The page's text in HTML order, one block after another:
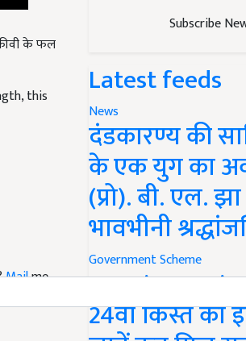
this
Subscribe
Latest feeds
News
दंडकारण्य की
के एक युग का
(प्रो). बी. एल.
भावभीनी
Government Scheme
PM Kisan
24वीं किस्त का